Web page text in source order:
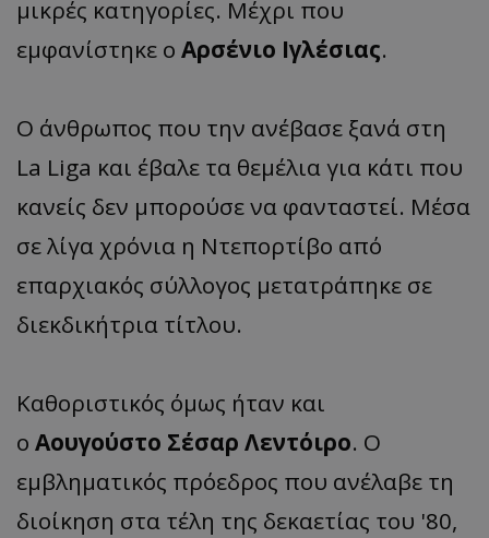
μικρές κατηγορίες. Μέχρι που
εμφανίστηκε ο Αρσένιο Ιγλέσιας.
Ο άνθρωπος που την ανέβασε ξανά στη
La Liga και έβαλε τα θεμέλια για κάτι που
κανείς δεν μπορούσε να φανταστεί. Μέσα
σε λίγα χρόνια η Ντεπορτίβο από
επαρχιακός σύλλογος μετατράπηκε σε
διεκδικήτρια τίτλου.
Καθοριστικός όμως ήταν και
ο Αουγούστο Σέσαρ Λεντόιρο. Ο
εμβληματικός πρόεδρος που ανέλαβε τη
διοίκηση στα τέλη της δεκαετίας του '80,